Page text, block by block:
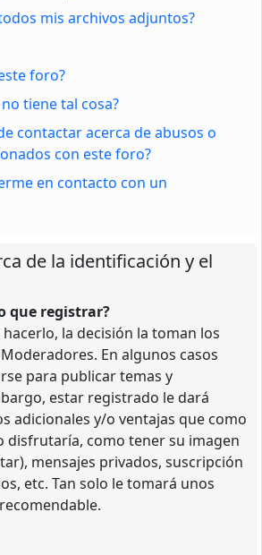
mis archivos adjuntos?
foro?
tiene tal cosa?
contactar acerca de abusos o
con este foro?
en contacto con un
de la identificación y el
que registrar?
la decisión la toman los
En algunos casos
para publicar temas y
estar registrado le dará
adicionales y/o ventajas que como
disfrutaría, como tener su imagen
mensajes privados, suscripción
etc. Tan solo le tomará unos